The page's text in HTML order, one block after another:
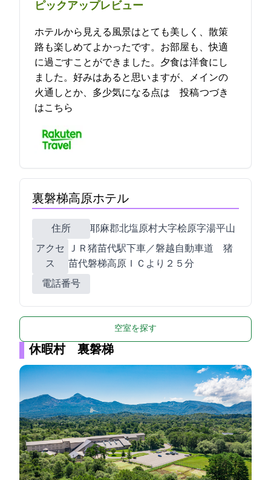
ピックアップレビュー
ホテルから見える風景はとても美しく、散策
路も楽しめてよかったです。お部屋も、快適
に過ごすことができました。夕食は洋食にし
ました。好みはあると思いますが、メインの
火通しとか、多少気になる点は… 2022-09-16 21:06:10投稿つづき
はこちら
裏磐梯高原ホテル
住所
耶麻郡北塩原村大字桧原字湯平山1171
アクセ
ス
ＪＲ猪苗代駅下車／磐越自動車道 猪
苗代磐梯高原ＩＣより２５分
電話番号
空室を探す
休暇村 裏磐梯